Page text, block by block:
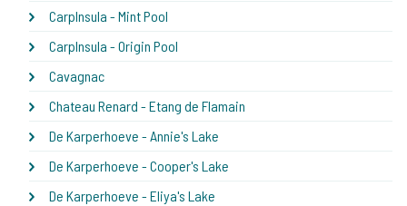
CarpInsula - Mint Pool
CarpInsula - Origin Pool
Cavagnac
Chateau Renard - Etang de Flamain
De Karperhoeve - Annie's Lake
De Karperhoeve - Cooper's Lake
De Karperhoeve - Eliya's Lake